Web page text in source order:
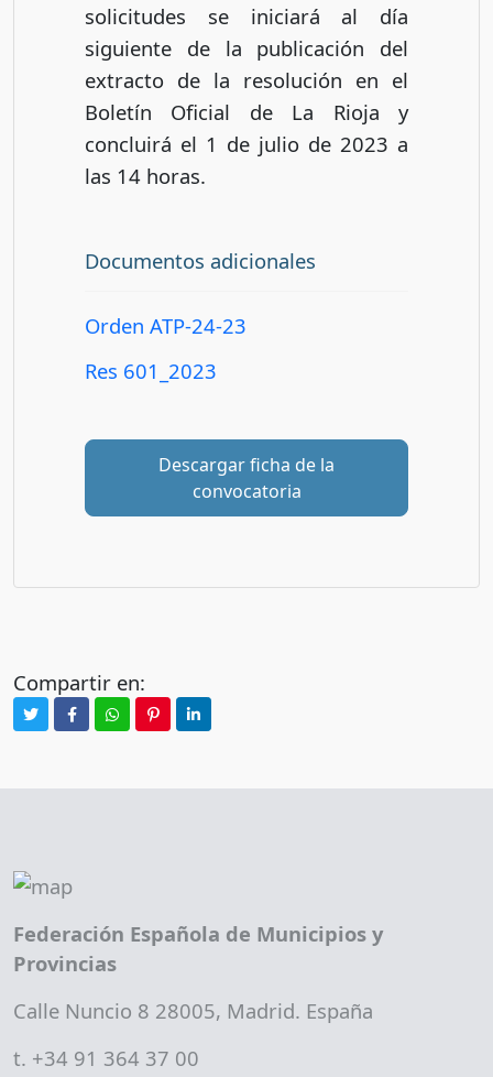
solicitudes se iniciará al día
siguiente de la publicación del
extracto de la resolución en el
Boletín Oficial de La Rioja y
concluirá el 1 de julio de 2023 a
las 14 horas.
Documentos adicionales
Orden ATP-24-23
Res 601_2023
Descargar ficha de la
convocatoria
Compartir en:
Federación Española de Municipios y
Provincias
Calle Nuncio 8 28005, Madrid. España
t. +34 91 364 37 00